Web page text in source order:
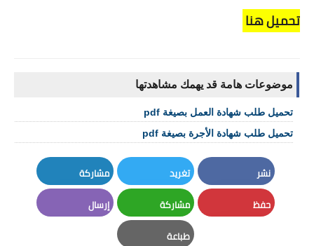
تحميل هنا
موضوعات هامة قد يهمك مشاهدتها
تحميل طلب شهادة العمل بصيغة pdf
تحميل طلب شهادة الأجرة بصيغة pdf
نشر
Facebook
تغريد
Twitter
مشاركة
LinkedIn
حفظ مشاركة
Whatsapp
إرسال
طباعة